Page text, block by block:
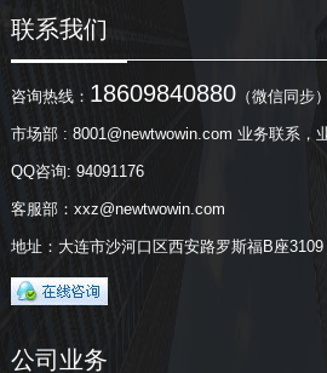
联系我们
咨询热线： 18609840880（微信同步）
市场部 : 8001@newtwowin.com 业务联系，
QQ咨询: 94091176
客服部：xxz@newtwowin.com
地址：大连市沙河口区西安路罗斯福B座3109
公司业务